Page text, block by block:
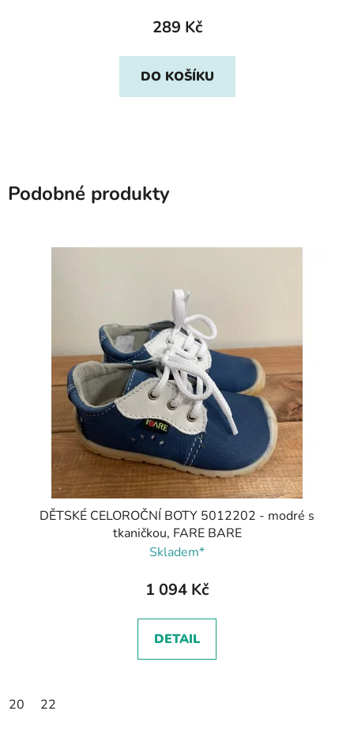
289 Kč
DO KOŠÍKU
Podobné produkty
DĚTSKÉ CELOROČNÍ BOTY 5012202 - modré s
tkaničkou, FARE BARE
Skladem*
1 094 Kč
DETAIL
20 22